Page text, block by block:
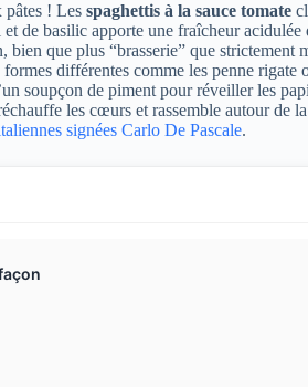
pâtes ! Les spaghettis à la sauce tomate
de basilic apporte une fraîcheur acidulée
que plus “brasserie” que strictement
différentes comme les penne rigate
soupçon de piment pour réveiller les
les cœurs et rassemble autour de
signées Carlo De Pascale.